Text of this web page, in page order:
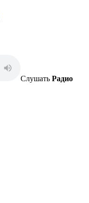
Слушать Радио